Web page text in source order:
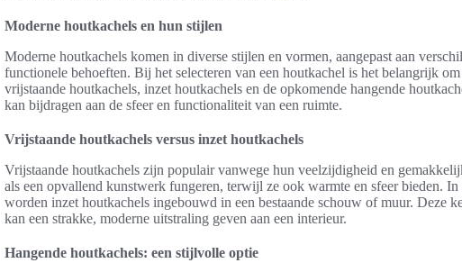
Moderne houtkachels en hun stijlen
Moderne houtkachels komen in diverse stijlen en vormen, aangepast aan
functionele behoeften. Bij het selecteren van een houtkachel is het belangrijk
vrijstaande houtkachels, inzet houtkachels en de opkomende hangende
kan bijdragen aan de sfeer en functionaliteit van een ruimte.
Vrijstaande houtkachels versus inzet houtkachels
Vrijstaande houtkachels zijn populair vanwege hun veelzijdigheid en
als een opvallend kunstwerk fungeren, terwijl ze ook warmte en sfeer bieden.
worden inzet houtkachels ingebouwd in een bestaande schouw of muur. Deze
kan een strakke, moderne uitstraling geven aan een interieur.
Hangende houtkachels: een stijlvolle optie